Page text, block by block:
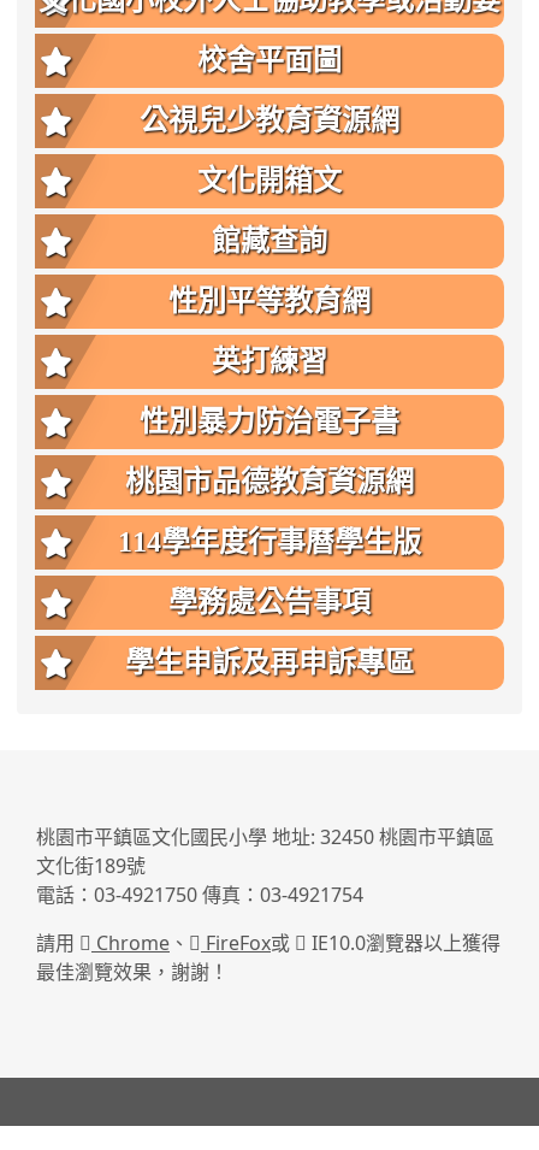
點
校舍平面圖
公視兒少教育資源網
文化開箱文
館藏查詢
性別平等教育網
英打練習
性別暴力防治電子書
桃園市品德教育資源網
114學年度行事曆學生版
學務處公告事項
學生申訴及再申訴專區
桃園市平鎮區文化國民小學 地址: 32450 桃園市平鎮區
文化街189號
電話：03-4921750 傳真：03-4921754
請用
Chrome 、 FireFox或
IE10.0瀏覽器以上獲得
最佳瀏覽效果，謝謝！